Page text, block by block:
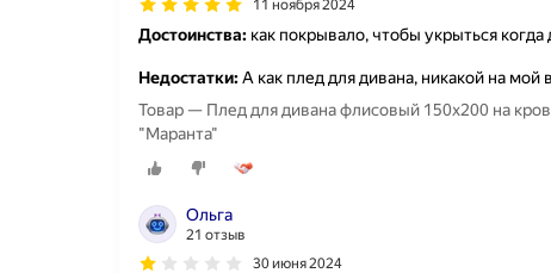
11 ноября 2024
Достоинства: как покрывало, чтобы укрыться
Недостатки:А как плед для дивана, никакой на мой
Товар — Плед для дивана флисовый 150х200 на
"Маранта"
Ольга
21 отзыв
30 июня 2024